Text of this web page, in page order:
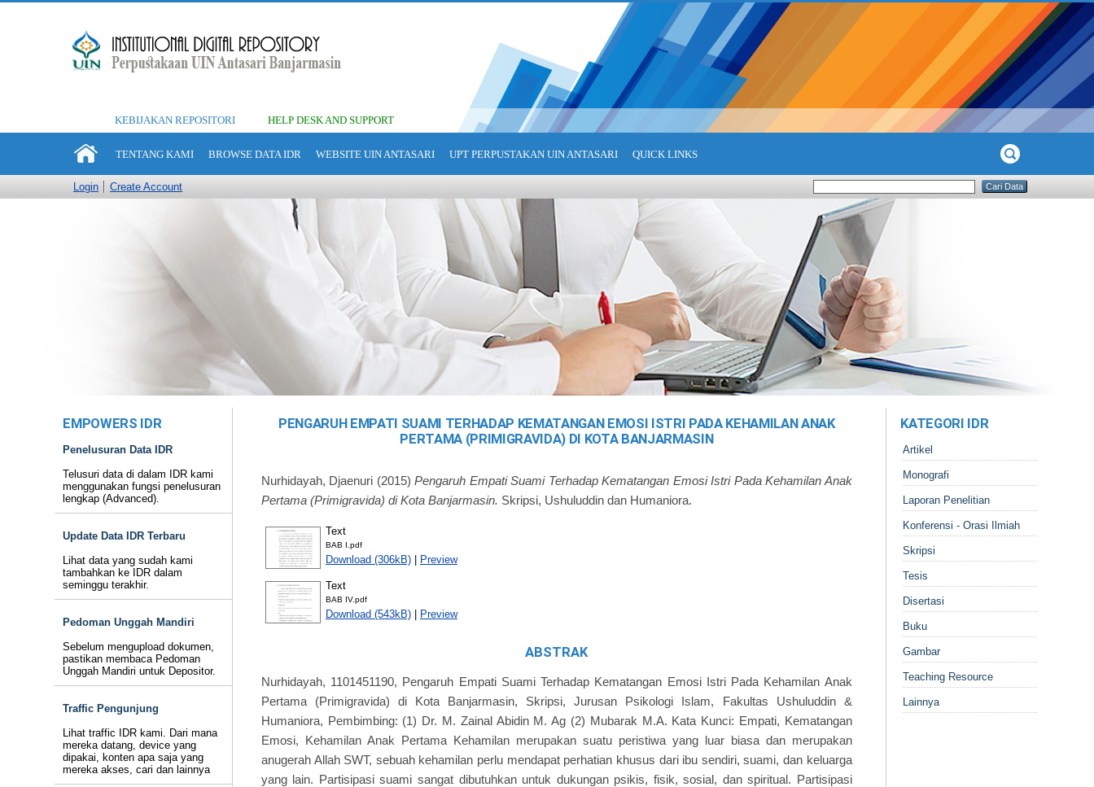
KEBIJAKAN REPOSITORI HELP DESK AND SUPPORT
TENTANG KAMI BROWSE DATA IDR WEBSITE UIN ANTASARI UPT PERPUSTAKAN UIN ANTASARI QUICK LINKS
Login Create Account
EMPOWERS IDR
Penelusuran Data IDR
Telusuri data di dalam IDR kami
menggunakan fungsi penelusuran
lengkap (Advanced).
Update Data IDR Terbaru
Lihat data yang sudah kami
tambahkan ke IDR dalam
seminggu terakhir.
Pedoman Unggah Mandiri
Sebelum mengupload dokumen,
pastikan membaca Pedoman
Unggah Mandiri untuk Depositor.
Traffic Pengunjung
Lihat traffic IDR kami. Dari mana
mereka datang, device yang
dipakai, konten apa saja yang
mereka akses, cari dan lainnya
PENGARUH EMPATI SUAMI TERHADAP KEMATANGAN EMOSI ISTRI PADA KEHAMILAN ANAK
PERTAMA (PRIMIGRAVIDA) DI KOTA BANJARMASIN
Nurhidayah, Djaenuri (2015)Pengaruh Empati Suami Terhadap Kematangan Emosi Istri Pada Kehamilan Anak
Pertama (Primigravida) di Kota Banjarmasin. Skripsi, Ushuluddin dan Humaniora.
Text
BAB I.pdf
Download (306kB)| Preview
Text
BAB IV.pdf
Download (543kB)| Preview
ABSTRAK
Nurhidayah, 1101451190, Pengaruh Empati Suami Terhadap Kematangan Emosi Istri Pada Kehamilan Anak
Pertama (Primigravida) di Kota Banjarmasin, Skripsi, Jurusan Psikologi Islam, Fakultas Ushuluddin &
Humaniora, Pembimbing: (1) Dr. M. Zainal Abidin M. Ag (2) Mubarak M.A. Kata Kunci: Empati, Kematangan
Emosi, Kehamilan Anak Pertama Kehamilan merupakan suatu peristiwa yang luar biasa dan merupakan
anugerah Allah SWT, sebuah kehamilan perlu mendapat perhatian khusus dari ibu sendiri, suami, dan keluarga
yang lain. Partisipasi suami sangat dibutuhkan untuk dukungan psikis, fisik, sosial, dan spiritual. Partisipasi
KATEGORI IDR
Artikel
Monografi
Laporan Penelitian
Konferensi - Orasi Ilmiah
Skripsi
Tesis
Disertasi
Buku
Gambar
Teaching Resource
Lainnya